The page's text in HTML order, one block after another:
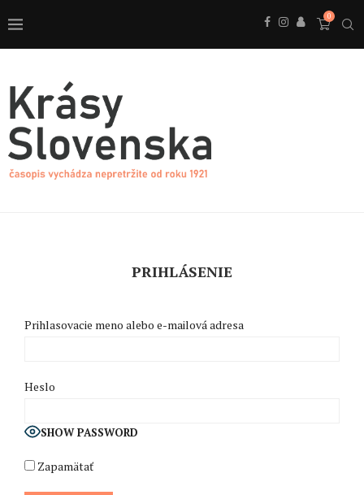
0
PRIHLÁSENIE
Prihlasovacie meno alebo e-mailová adresa
Heslo
SHOW PASSWORD
Zapamätať